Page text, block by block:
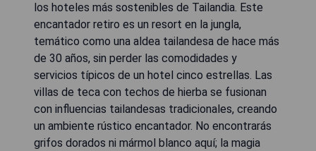
los hoteles más sostenibles de Tailandia. Este
encantador retiro es un resort en la jungla,
temático como una aldea tailandesa de hace más
de 30 años, sin perder las comodidades y
servicios típicos de un hotel cinco estrellas. Las
villas de teca con techos de hierba se fusionan
con influencias tailandesas tradicionales, creando
un ambiente rústico encantador. No encontrarás
grifos dorados ni mármol blanco aquí; la magia